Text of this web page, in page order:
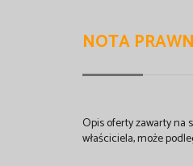
NOTA
Opis oferty zawarty
właściciela, może